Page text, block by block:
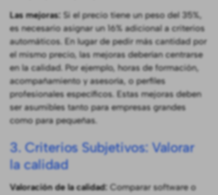
Las mejoras: Si el precio tiene un peso del 35%,
es necesario asignar un 16% adicional a criterios
automáticos. En lugar de pedir más cantidad por
el mismo precio, las mejoras deberían centrarse
en la calidad. Por ejemplo, horas de formación,
acompañamiento y asesoría, o perfiles
profesionales específicos. Estas mejoras deben
ser asumibles tanto para empresas grandes
como para pequeñas.
3. Criterios Subjetivos: Valorar
la calidad
Valoración de la calidad: Comparar software o